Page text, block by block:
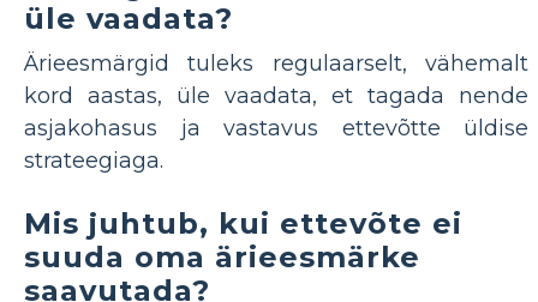
üle vaadata?
Ärieesmärgid tuleks regulaarselt, vähemalt
kord aastas, üle vaadata, et tagada nende
asjakohasus ja vastavus ettevõtte üldise
strateegiaga.
Mis juhtub, kui ettevõte ei
suuda oma ärieesmärke
saavutada?